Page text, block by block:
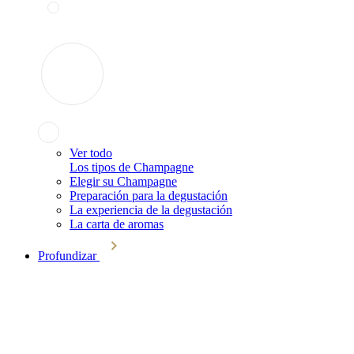
Ver todo
Los tipos de Champagne
Elegir su Champagne
Preparación para la degustación
La experiencia de la degustación
La carta de aromas
Profundizar